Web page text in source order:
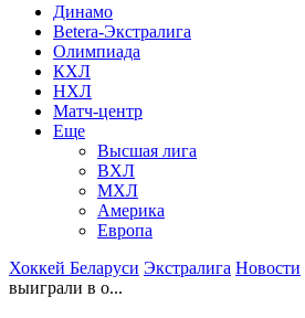
Динамо
Betera-Экстралига
Олимпиада
КХЛ
НХЛ
Матч-центр
Еще
Высшая лига
ВХЛ
МХЛ
Америка
Европа
Хоккей Беларуси Экстралига Новости
выиграли в о...